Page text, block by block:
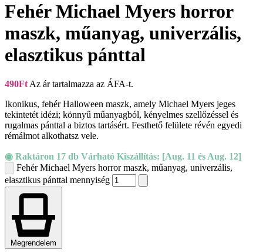
Fehér Michael Myers horror
maszk, műanyag, univerzális,
elasztikus pánttal
490Ft Az ár tartalmazza az ÁFA-t.
Ikonikus, fehér Halloween maszk, amely Michael Myers jeges
tekintetét idézi; könnyű műanyagból, kényelmes szellőzéssel és
rugalmas pánttal a biztos tartásért. Festhető felülete révén egyedi
rémálmot alkothatsz vele.
◉ Raktáron 17 db Várható Kiszállítás: [Aug. 11 és Aug. 12]
Fehér Michael Myers horror maszk, műanyag, univerzális,
elasztikus pánttal mennyiség
Megrendelem